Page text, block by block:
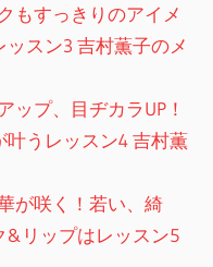
もすっきりのアイメ
スン3 吉村薫子のメ
ップ、目ヂカラUP！
うレッスン4 吉村薫
が咲く！若い、綺
&リップはレッスン5